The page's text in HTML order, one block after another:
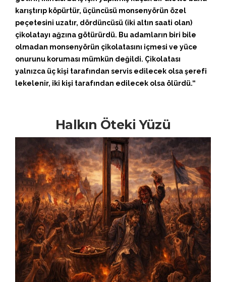
karıştırıp köpürtür, üçüncüsü monsenyörün özel
peçetesini uzatır, dördüncüsü (iki altın saati olan)
çikolatayı ağzına götürürdü. Bu adamların biri bile
olmadan monsenyörün çikolatasını içmesi ve yüce
onurunu koruması mümkün değildi. Çikolatası
yalnızca üç kişi tarafından servis edilecek olsa şerefi
lekelenir, iki kişi tarafından edilecek olsa ölürdü.“
Halkın Öteki Yüzü